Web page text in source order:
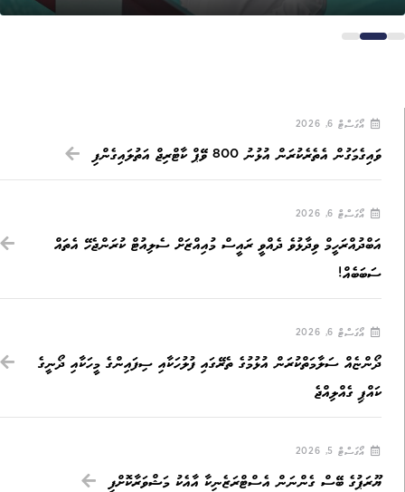
އޯގަސްޓް 6, 2026
ވައިގެމަގުން އެތެރެކުރަން އުޅުނު 800 ވޭޕް ކާޓްރިޖް އަތުލައިގެންފި
އޯގަސްޓް 6, 2026
އަބްދުއްރަހީމް ވިދާޅުވެ ދެއްވީ ރައީސް މުއިއްޒަށް ސެލިއުޓް ކުރަންޖެހޭ އެތައް
ސަބަބެއް!
އޯގަސްޓް 6, 2026
ދޯންޏެއް ސަލާމަތްކުރަން އުޅުމުގެ ތެރޭގައި ފުލުހަކާއި ސިފައިންގެ މީހަކާއި ދޯނީގެ
ކައްޕި ގެއްލިއްޖެ
އޯގަސްޓް 5, 2026
ޔޫރަޕުގެ ބޭސް ގެންނަން އެސްޓްރަޒެނިކާ އާއެކު މަޝްވަރާކޮށްފި